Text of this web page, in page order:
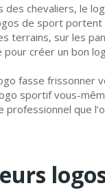
des chevaliers, le
de sport
terrains, sur les
pour créer un bon
fasse frissonner
sportif vous-
professionnel que